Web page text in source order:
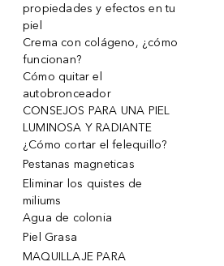
propiedades y efectos en tu
piel
Crema con colágeno, ¿cómo
funcionan?
Cómo quitar el
autobronceador
CONSEJOS PARA UNA PIEL
LUMINOSA Y RADIANTE
¿Cómo cortar el felequillo?
Pestanas magneticas
Eliminar los quistes de
miliums
Agua de colonia
Piel Grasa
MAQUILLAJE PARA